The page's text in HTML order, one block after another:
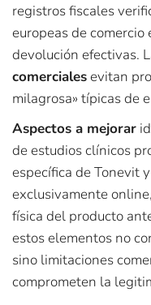
registros fiscales
europeas de
devolución efectivas.
comercialesevitan
milagrosa» típicas de
Aspectos a mejorar
de estudios clínicos
específica de Tonevit
exclusivamente
física del producto
estos elementos no
sino limitaciones
comprometen la